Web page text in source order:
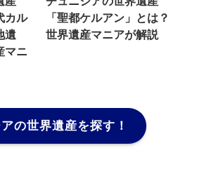
カル
遺
マニ
「聖都ケルアン」とは？
世界遺産マニアが解説
の世界遺産を探す！